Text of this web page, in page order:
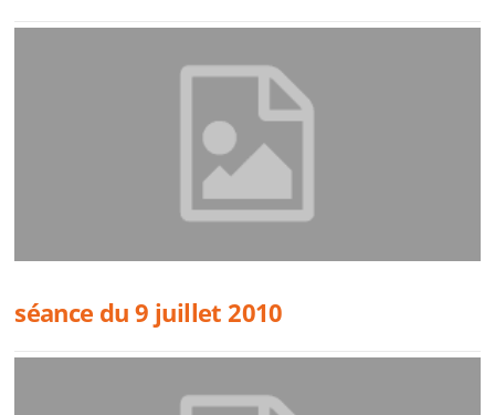
séance du 9 juillet 2010